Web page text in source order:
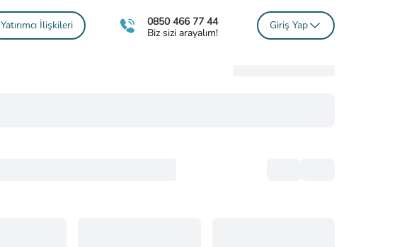
Yatırımcı İlişkileri
0850 466 77 44
Biz sizi arayalım!
Giriş Yap